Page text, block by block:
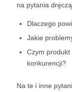
na pytania
Dlaczego
Jakie
Czym
konkurencji?
Na te i inne